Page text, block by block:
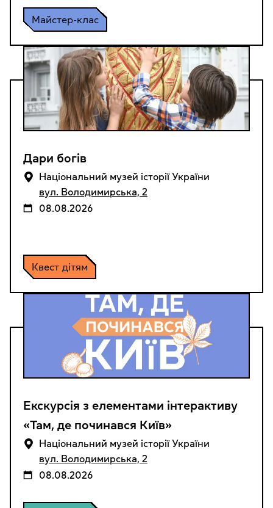
Майстер-клас
Дари богів
Національний музей історії України
вул. Володимирська, 2
08.08.2026
Квест дітям
Екскурсія з елементами інтерактиву
«Там, де починався Київ»
Національний музей історії України
вул. Володимирська, 2
08.08.2026